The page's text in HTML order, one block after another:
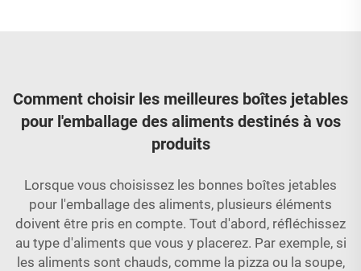
Comment choisir les meilleures boîtes jetables
pour l'emballage des aliments destinés à vos
produits
Lorsque vous choisissez les bonnes boîtes jetables
pour l'emballage des aliments, plusieurs éléments
doivent être pris en compte. Tout d'abord, réfléchissez
au type d'aliments que vous y placerez. Par exemple, si
les aliments sont chauds, comme la pizza ou la soupe,